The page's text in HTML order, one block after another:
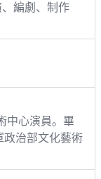
編劇、制作
中心演員。畢
政治部文化藝術